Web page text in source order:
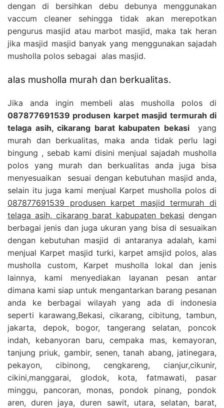
dengan di bersihkan debu debunya menggunakan
vaccum cleaner sehingga tidak akan merepotkan
pengurus masjid atau marbot masjid, maka tak heran
jika masjid masjid banyak yang menggunakan sajadah
musholla polos sebagai alas masjid.
alas musholla murah dan berkualitas.
Jika anda ingin membeli alas musholla polos di
087877691539 produsen karpet masjid termurah di
telaga asih, cikarang barat kabupaten bekasiyang
murah dan berkualitas, maka anda tidak perlu lagi
bingung , sebab kami disini menjual sajadah musholla
polos yang murah dan berkualitas anda juga bisa
menyesuaikan sesuai dengan kebutuhan masjid anda,
selain itu juga kami menjual Karpet musholla polos di
087877691539 produsen karpet masjid termurah di
telaga asih, cikarang barat kabupaten bekasi dengan
berbagai jenis dan juga ukuran yang bisa di sesuaikan
dengan kebutuhan masjid di antaranya adalah, kami
menjual Karpet masjid turki, karpet amsjid polos, alas
musholla custom, Karpet musholla lokal dan jenis
lainnya, kami menyediakan layanan pesan antar
dimana kami siap untuk mengantarkan barang pesanan
anda ke berbagai wilayah yang ada di indonesia
seperti karawang,Bekasi, cikarang, cibitung, tambun,
jakarta, depok, bogor, tangerang selatan, poncok
indah, kebanyoran baru, cempaka mas, kemayoran,
tanjung priuk, gambir, senen, tanah abang, jatinegara,
pekayon, cibinong, cengkareng, cianjur,cikunir,
cikini,manggarai, glodok, kota, fatmawati, pasar
minggu, pancoran, monas, pondok pinang, pondok
aren, duren jaya, duren sawit, utara, selatan, barat,